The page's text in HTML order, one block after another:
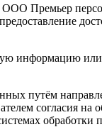
Премьер
информацию
путём
согласия